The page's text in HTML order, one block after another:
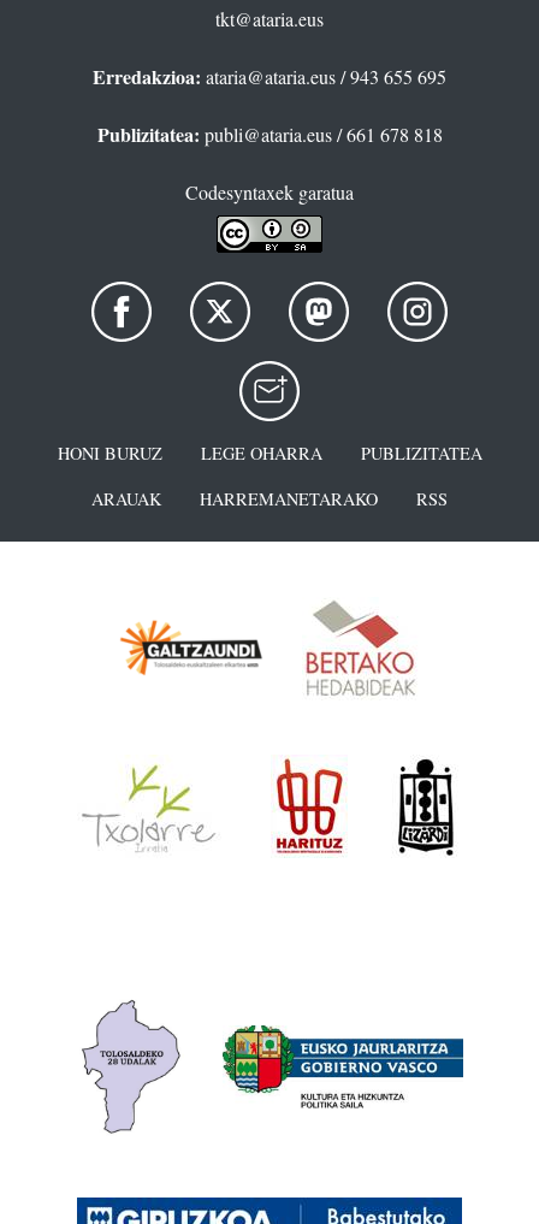
tkt@ataria.eus
Erredakzioa: ataria@ataria.eus/ 943 655 695
Publizitatea: publi@ataria.eus/ 661 678 818
Codesyntaxek garatua
HONI BURUZ LEGE OHARRA
PUBLIZITATEA
ARAUAK
HARREMANETARAKO RSS